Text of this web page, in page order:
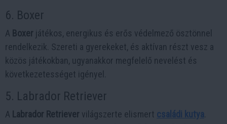
6. Boxer
A Boxer játékos, energikus és erős védelmező ösztönnel
rendelkezik. Szereti a gyerekeket, és aktívan részt vesz a
közös játékokban, ugyanakkor megfelelő nevelést és
következetességet igényel.
5. Labrador Retriever
A Labrador Retriever világszerte elismert családi kutya